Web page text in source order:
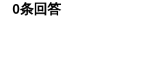
0条回答